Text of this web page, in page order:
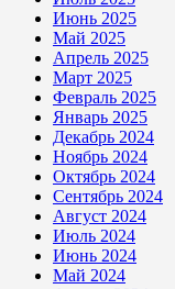
Июнь 2025
Май 2025
Апрель 2025
Март 2025
Февраль 2025
Январь 2025
Декабрь 2024
Ноябрь 2024
Октябрь 2024
Сентябрь 2024
Август 2024
Июль 2024
Июнь 2024
Май 2024